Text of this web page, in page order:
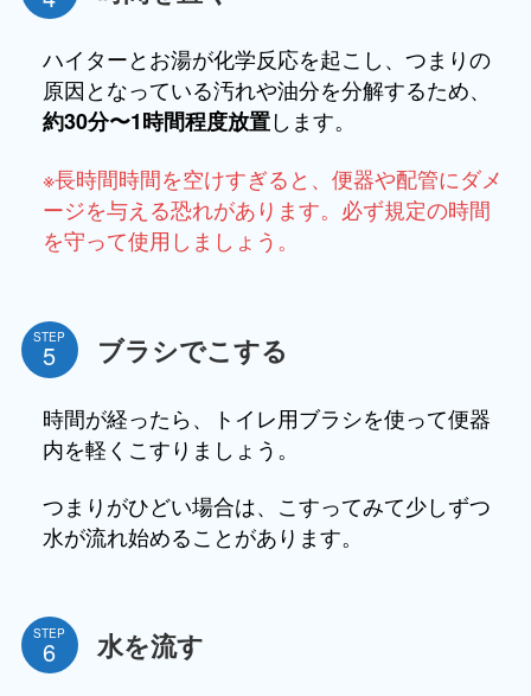
ハイターとお湯が化学反応を起こし、つまりの
原因となっている汚れや油分を分解するため、
約30分〜1時間程度放置します。
※長時間時間を空けすぎると、便器や配管にダメ
ージを与える恐れがあります。必ず規定の時間
を守って使用しましょう。
STEP ブラシでこする
時間が経ったら、トイレ用ブラシを使って便器
内を軽くこすりましょう。
つまりがひどい場合は、こすってみて少しずつ
水が流れ始めることがあります。
STEP 水を流す